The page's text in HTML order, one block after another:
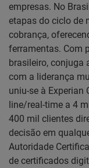
empresas. No
etapas do ciclo de
cobrança,
ferramentas. Com
brasileiro, conjuga
com a liderança
uniu-se à Experian
line/real-time a 4
400 mil clientes
decisão em
Autoridade
de certificados